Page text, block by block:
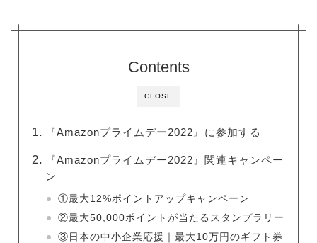
CLOSE
Contents
『Amazonプライムデー2022』に参加する
『Amazonプライムデー2022』関連キャンペー
ン
①最大12%ポイントアップキャンペーン
②最大50,000ポイントが当たるスタンプラリー
③日本の中小企業応援｜最大10万円のギフト券